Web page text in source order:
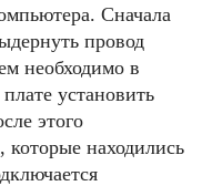
Сначала
провод
необходимо в
установить
этого
которые находились